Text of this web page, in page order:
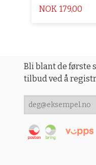
Pris
NOK 179,00
Bli blant de første
tilbud ved å